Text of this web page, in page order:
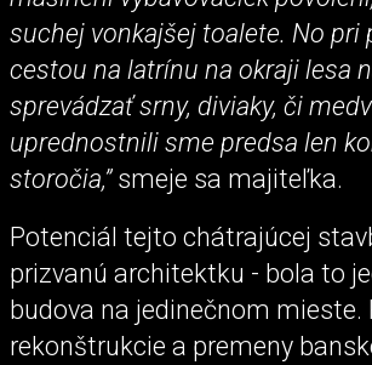
suchej vonkajšej toalete. No pri
cestou na latrínu na okraji lesa
sprevádzať srny, diviaky, či
uprednostnili sme predsa len
storočia,”smeje sa majiteľka.
Potenciál tejto chátrajúcej
prizvanú architektku - bola to
budova na jedinečnom mieste.
rekonštrukcie a premeny